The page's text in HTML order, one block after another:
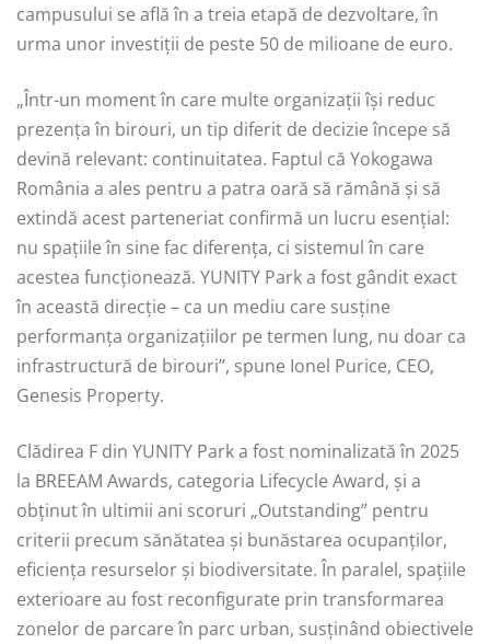
campusului se află în a treia etapă de dezvoltare, în
urma unor investiții de peste 50 de milioane de euro.
„Într-un moment în care multe organizații își reduc
prezența în birouri, un tip diferit de decizie începe să
devină relevant: continuitatea. Faptul că Yokogawa
România a ales pentru a patra oară să rămână și să
extindă acest parteneriat confirmă un lucru esențial:
nu spațiile în sine fac diferența, ci sistemul în care
acestea funcționează. YUNITY Park a fost gândit exact
în această direcție – ca un mediu care susține
performanța organizațiilor pe termen lung, nu doar ca
infrastructură de birouri”, spune Ionel Purice, CEO,
Genesis Property.
Clădirea F din YUNITY Park a fost nominalizată în 2025
la BREEAM Awards, categoria Lifecycle Award, și a
obținut în ultimii ani scoruri „Outstanding” pentru
criterii precum sănătatea și bunăstarea ocupanților,
eficiența resurselor și biodiversitate. În paralel, spațiile
exterioare au fost reconfigurate prin transformarea
zonelor de parcare în parc urban, susținând obiectivele